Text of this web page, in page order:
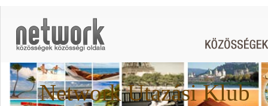
Network Utazási Klub